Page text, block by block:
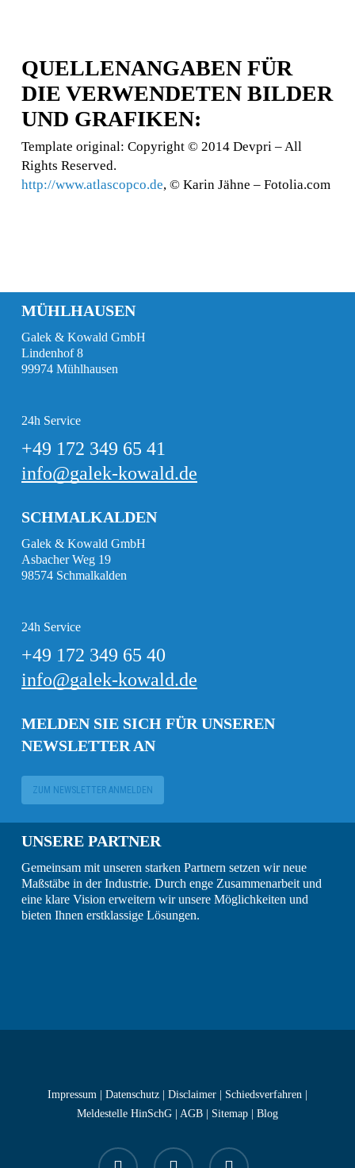
QUELLENANGABEN FÜR
DIE VERWENDETEN BILDER
UND GRAFIKEN:
Template original: Copyright © 2014 Devpri – All
Rights Reserved.
http://www.atlascopco.de, © Karin Jähne – Fotolia.com
MÜHLHAUSEN
Galek & Kowald GmbH
Lindenhof 8
99974 Mühlhausen
24h Service
+49 172 349 65 41
info@galek-kowald.de
SCHMALKALDEN
Galek & Kowald GmbH
Asbacher Weg 19
98574 Schmalkalden
24h Service
+49 172 349 65 40
info@galek-kowald.de
MELDEN SIE SICH FÜR UNSEREN
NEWSLETTER AN
ZUM NEWSLETTER ANMELDEN
UNSERE PARTNER
Gemeinsam mit unseren starken Partnern setzen wir neue
Maßstäbe in der Industrie. Durch enge Zusammenarbeit und
eine klare Vision erweitern wir unsere Möglichkeiten und
bieten Ihnen erstklassige Lösungen.
Impressum| Datenschutz| Disclaimer| Schiedsverfahren|
Meldestelle HinSchG| AGB| Sitemap| Blog
facebook linkedin instagram